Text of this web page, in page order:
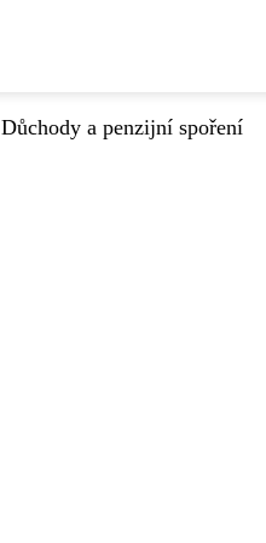
Důchody a penzijní spoření